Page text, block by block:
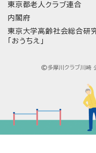
東京都老人クラブ連合
内閣府
東京大学高齢社会総合研
「おうちえ」
多摩川クラブ川崎